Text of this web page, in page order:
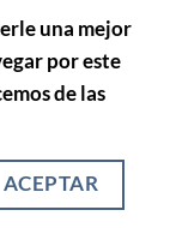
2026 ©
una mejor
por este
de las
ACEPTAR